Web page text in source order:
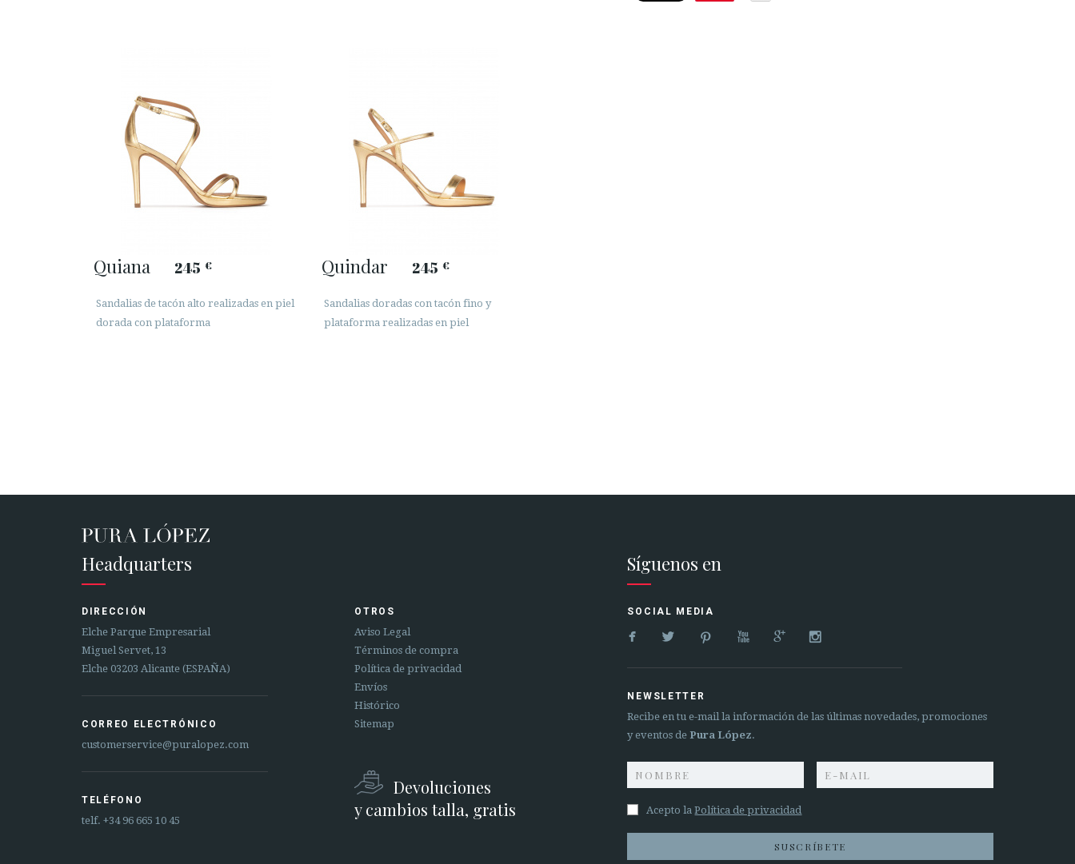
Quiana 245 €
Sandalias de tacón alto realizadas en piel
dorada con plataforma
Quindar 245 €
Sandalias doradas con tacón fino y
plataforma realizadas en piel
Headquarters
DIRECCIÓN
Elche Parque Empresarial
Miguel Servet, 13
Elche 03203 Alicante (ESPAÑA)
CORREO ELECTRÓNICO
customerservice@puralopez.com
TELÉFONO
telf. +34 96 665 10 45
OTROS
Aviso Legal
Términos de compra
Política de privacidad
Envíos
Histórico
Sitemap
Devoluciones
y cambios talla, gratis
Síguenos en
SOCIAL MEDIA
     
NEWSLETTER
Recibe en tu e-mail la información de las últimas novedades, promociones
y eventos de Pura López.
Acepto laPolítica de privacidad
SUSCRÍBETE